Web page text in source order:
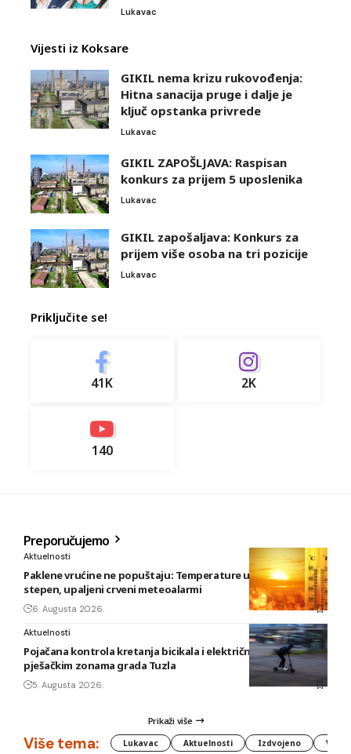
Lukavac
Vijesti iz Koksare
GIKIL nema krizu rukovođenja:
Hitna sanacija pruge i dalje je
ključ opstanka privrede
Lukavac
GIKIL ZAPOŠLJAVA: Raspisan
konkurs za prijem 5 uposlenika
Lukavac
GIKIL zapošaljava: Konkurs za
prijem više osoba na tri pozicije
Lukavac
Priključite se!
41K 2K
140
Preporučujemo
Aktuelnosti
Paklene vrućine ne popuštaju: Temperature u BiH i do 41
stepen, upaljeni crveni meteoalarmi
6. Augusta 2026.
Aktuelnosti
Pojačana kontrola kretanja bicikala i električnih romobila u
pješačkim zonama grada Tuzla
5. Augusta 2026.
Prikaži više
Više tema: Lukavac Aktuelnosti Izdvojeno